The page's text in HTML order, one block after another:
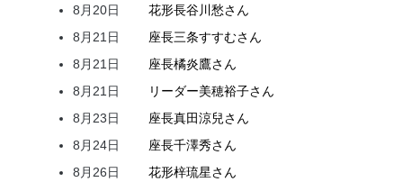
8月20日
花形長谷川愁さん
8月21日
座長三条すすむさん
8月21日
座長橘炎鷹さん
8月21日
リーダー美穂裕子さん
8月23日
座長真田涼兒さん
8月24日
座長千澤秀さん
8月26日
花形梓琉星さん